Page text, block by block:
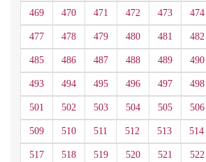
469 470 471 472 473 474
477 478 479 480 481 482
485 486 487 488 489 490
493 494 495 496 497 498
501 502 503 504 505 506
509 510 511 512 513 514
517 518 519 520 521 522